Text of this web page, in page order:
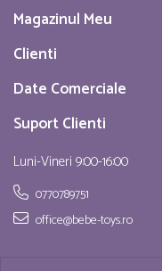
Magazinul Meu
Clienti
Date Comerciale
Suport Clienti
Luni-Vineri 9:00-16:00
0770789751
office@bebe-toys.ro